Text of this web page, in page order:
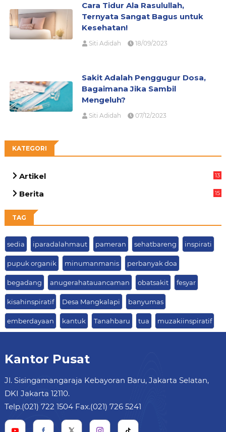
Cara Tidur Ala Rasulullah,
Ternyata Sangat Bagus untuk
Kesehatan!
Siti Adidah 18/09/2023
Sakit Adalah Penggugur Dosa,
Bagaimana Jika Sambil
Mengeluh?
Siti Adidah 07/12/2023
KATEGORI
Artikel
13
Berita
15
TAG
sedia iparadalahmaut pameran sehatbareng inspirati
pupuk organik minumanmanis perbanyak doa
begadang anugerahatauancaman obatsakit fesyar
kisahinspiratif Desa Mangkalapi banyumas
emberdayaan kantuk Tanahbaru tua muzakiinspiratif
Kantor Pusat
Jl. Sisingamangaraja Kebayoran Baru, Jakarta Selatan,
DKI Jakarta 12110.
Telp.(021) 722 1504 Fax.(021) 726 5241